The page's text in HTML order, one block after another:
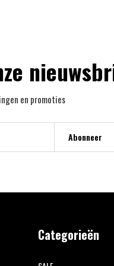
en promoties
Abonneer
Categorieën